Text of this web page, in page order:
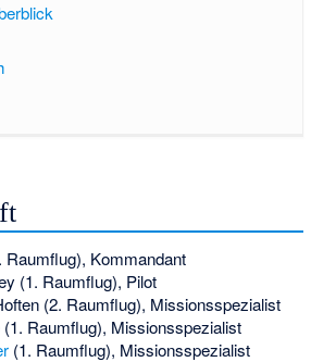
Kommandant
(1. Raumflug), Pilot
(2. Raumflug), Missionsspezialist
(1. Raumflug), Missionsspezialist
(1. Raumflug), Missionsspezialist